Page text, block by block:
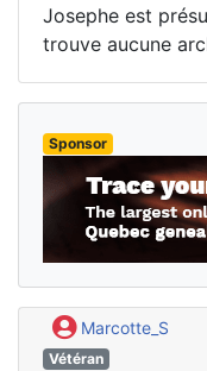
Josephe est
trouve aucune
Sponsor
Marcotte_S
Vétéran